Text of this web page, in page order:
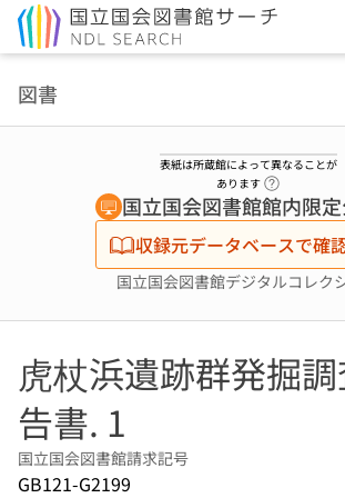
図書
表紙は所蔵館によって異なることが
あります
国立国会図書館館内限
収録元データベースで確
国立国会図書館デジタルコレク
虎杖浜遺跡群発掘
告書. 1
国立国会図書館請求記号
GB121-G2199